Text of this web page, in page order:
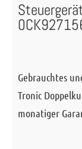
Gebrauchtes
Tronic
monatiger